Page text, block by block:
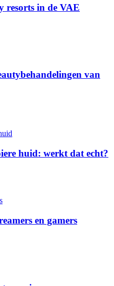
resorts in de VAE
van
huid: werkt dat echt?
en gamers